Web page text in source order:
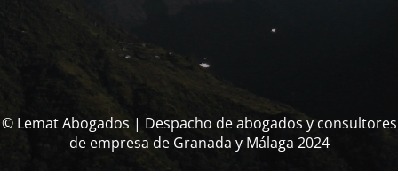
© Lemat Abogados | Despacho de abogados y consultores
de empresa de Granada y Málaga 2024